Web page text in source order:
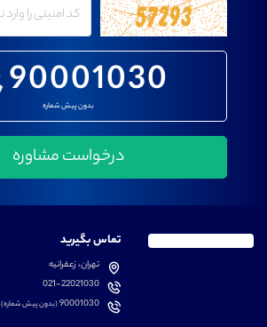
90001030
بدون پیش شماره
تماس بگیرید
تهران، زعفرانیه
021-22021030
90001030(بدون پیش شماره)